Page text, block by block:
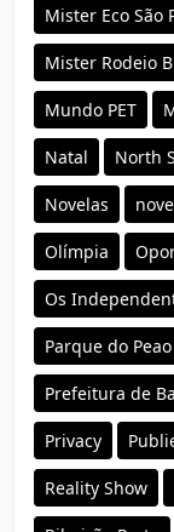
Mister Eco São
Mister Rodeio
Mundo PET
Natal North
Novelas
Olímpia
Os
Parque do Peao
Prefeitura de
Privacy
Reality Show